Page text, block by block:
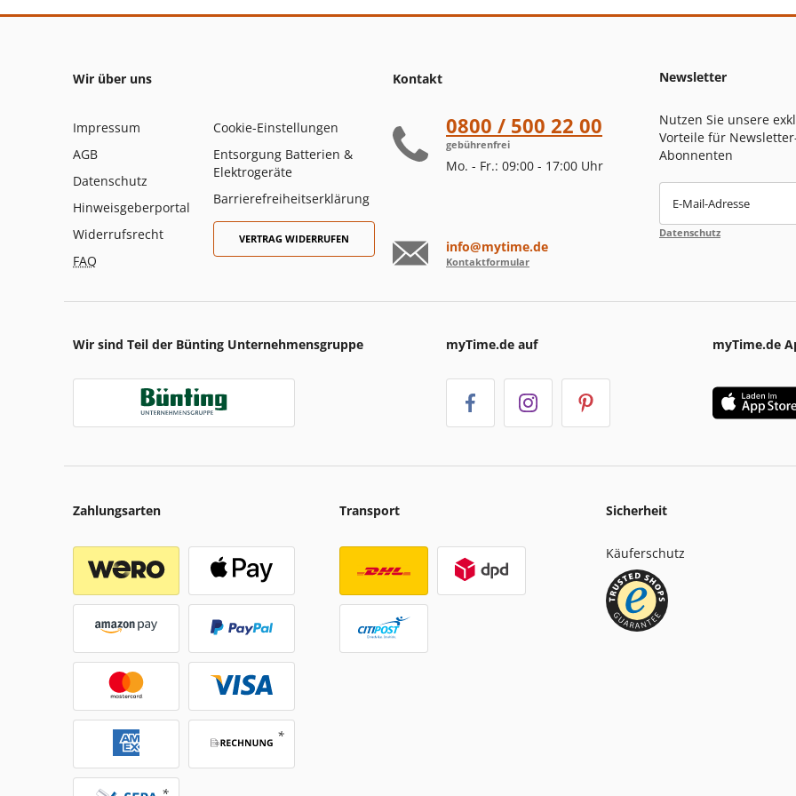
Wir über uns
Impressum
AGB
Datenschutz
Hinweisgeberportal
Widerrufsrecht
FAQ
Cookie-Einstellungen
Entsorgung Batterien &
Elektrogeräte
Barrierefreiheitserklärung
VERTRAG WIDERRUFEN
Kontakt
0800 / 500 22 00
gebührenfrei
Mo. - Fr.: 09:00 - 17:00 Uhr
info@mytime.de
Kontaktformular
Newsletter
Nutzen Sie unsere
Vorteile für
Abonnenten
E-Mail-Adresse
Datenschutz
Wir sind Teil der Bünting Unternehmensgruppe myTime.de auf myTime.de
Zahlungsarten Transport Sicherheit
Käuferschutz